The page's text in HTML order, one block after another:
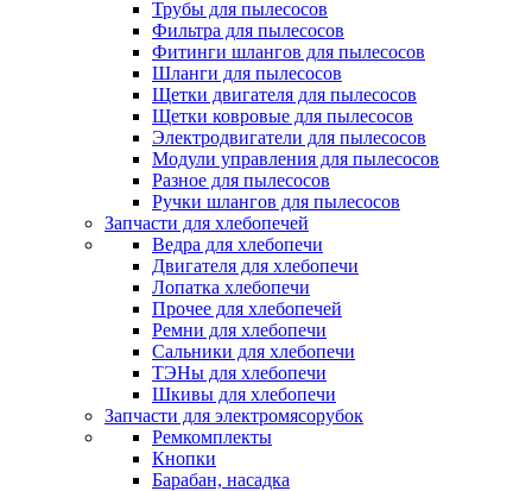
Трубы для пылесосов
Фильтра для пылесосов
Фитинги шлангов для пылесосов
Шланги для пылесосов
Щетки двигателя для пылесосов
Щетки ковровые для пылесосов
Электродвигатели для пылесосов
Модули управления для пылесосов
Разное для пылесосов
Ручки шлангов для пылесосов
Запчасти для хлебопечей
Ведра для хлебопечи
Двигателя для хлебопечи
Лопатка хлебопечи
Прочее для хлебопечей
Ремни для хлебопечи
Сальники для хлебопечи
ТЭНы для хлебопечи
Шкивы для хлебопечи
Запчасти для электромясорубок
Ремкомплекты
Кнопки
Барабан, насадка